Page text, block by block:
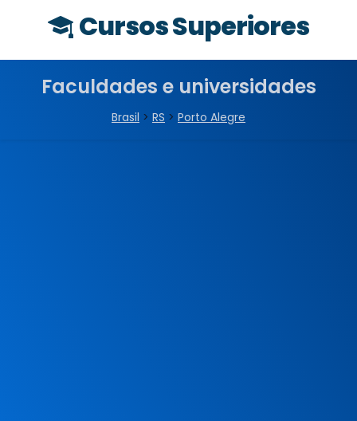
Cursos Superiores
Faculdades e universidades
Brasil > RS > Porto Alegre